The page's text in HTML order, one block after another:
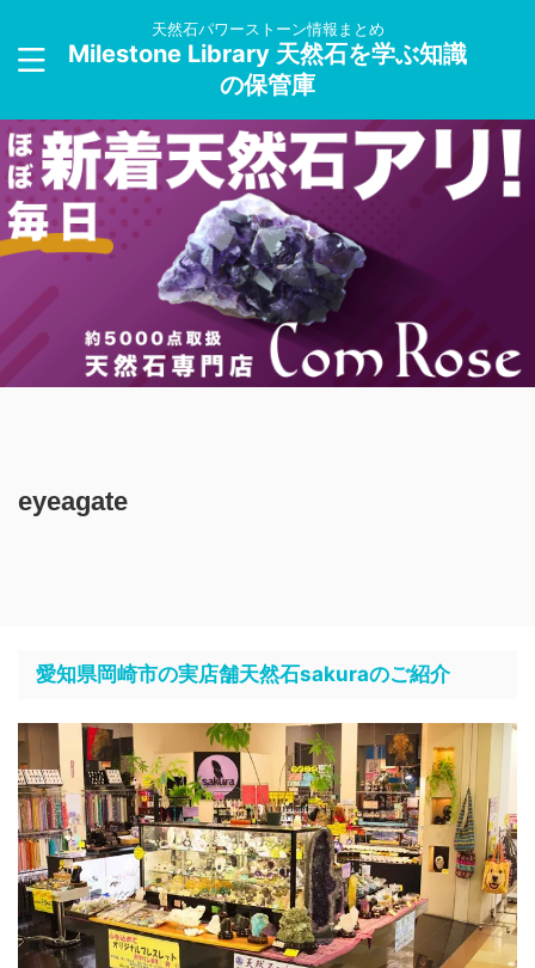
天然石パワーストーン情報まとめ
Milestone Library 天然石を学ぶ知識
の保管庫
eyeagate
愛知県岡崎市の実店舗天然石sakuraのご紹介